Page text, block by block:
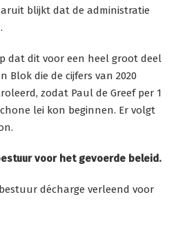
blijkt dat de administratie
dat dit voor een heel groot deel
Blok die de cijfers van 2020
zodat Paul de Greef per 1
lei kon beginnen. Er volgt
voor het gevoerde beleid.
décharge verleend voor